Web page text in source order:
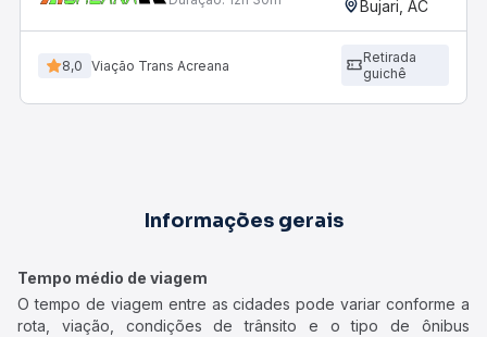
Bujari, AC
8,0 Viação Trans Acreana
Retirada
guichê
Informações gerais
Tempo médio de viagem
O tempo de viagem entre as cidades pode variar conforme a
rota, viação, condições de trânsito e o tipo de ônibus